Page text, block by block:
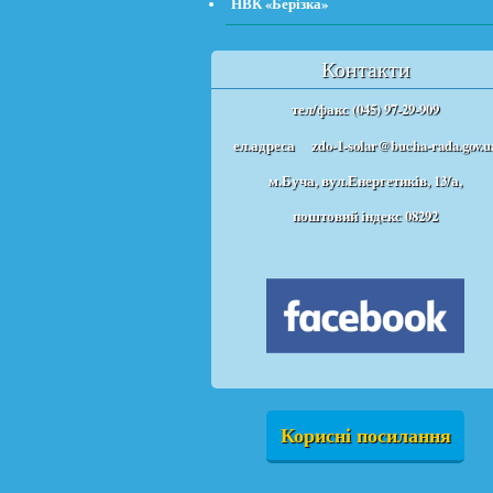
Контакти
тел/факс (045) 97-29-909
ел.адреса zdo-1-solar@bucha-
м.Буча, вул.Енергетиків, 13/а,
поштовий індекс 08292
Корисні посилання